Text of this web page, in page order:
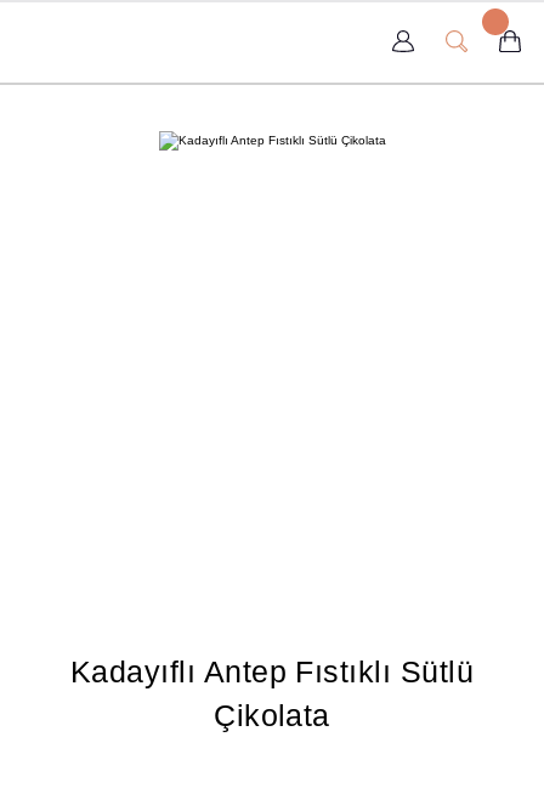
Kadayıflı Antep Fıstıklı Sütlü
Çikolata